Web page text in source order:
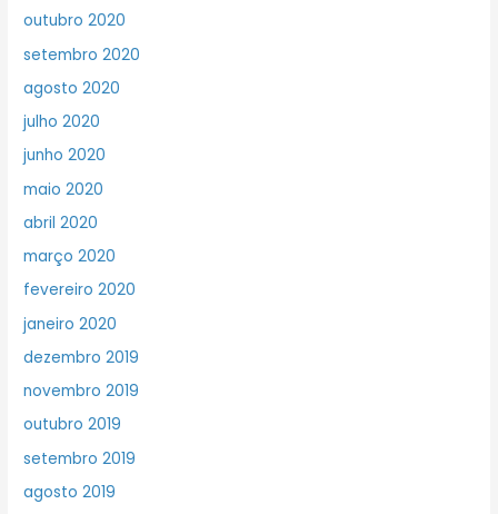
outubro 2020
setembro 2020
agosto 2020
julho 2020
junho 2020
maio 2020
abril 2020
março 2020
fevereiro 2020
janeiro 2020
dezembro 2019
novembro 2019
outubro 2019
setembro 2019
agosto 2019